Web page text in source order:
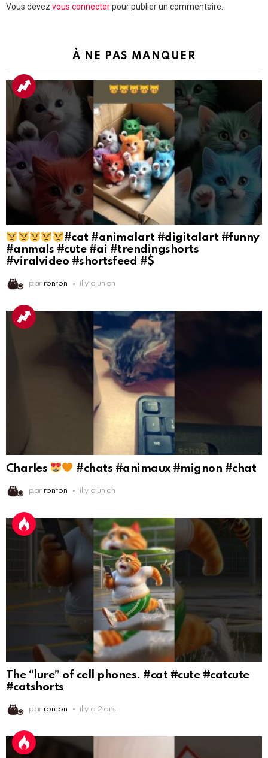
Laisser
Vous devez vous connecterpour publier un commentaire.
À NE PAS MANQUER
#cat #animalart #digitalart #funny
#anmals #cute #ai #trendingshorts
#viralvideo #shortsfeed #$
par ronron il y a un an
Charles #chats #animaux #mignon #chat
par ronron il y a un an
The “lure” of cell phones. #cat #cute #catcute
#catshorts
par ronron il y a 2 ans